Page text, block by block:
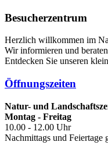
Besucherzentrum
Herzlich willkommen im
Wir informieren und
Entdecken Sie unseren
Öffnungszeiten
Natur- und
Montag - Freitag
10.00 - 12.00 Uhr
Nachmittags und Feiertage